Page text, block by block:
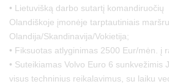
• Lietuvišką darbo sutartį
Olandiškoje įmonėje tarptautiniais
Olandija/Skandinavija/Vokietija;
• Fiksuotas atlyginimas 2500 Eur/mėn. į
• Suteikiamas Volvo Euro 6 sunkvežimis
visus techninius reikalavimus, su laiku